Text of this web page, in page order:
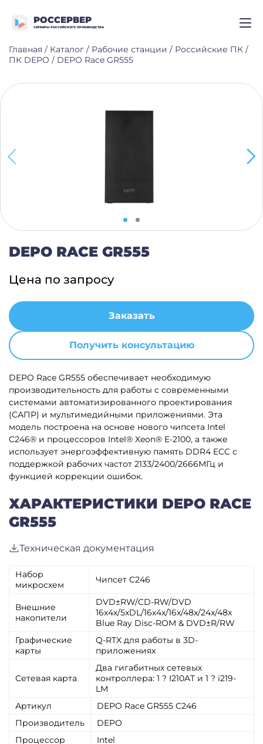
РОССЕРВЕР
СЕРВЕРЫ РОССИЙСКОГО ПРОИЗВОДСТВА
Главная / Каталог / Рабочие станции / Российские ПК /
ПК DEPO / DEPO Race GR555
DEPO RACE GR555
DEPO Race GR555 обеспечивает необходимую
производительность для работы с современными
системами автоматизированного проектирования
(САПР) и мультимедийными приложениями. Эта
модель построена на основе нового чипсета Intel
C246® и процессоров Intel® Xeon® E-2100, а также
использует энергоэффективную память DDR4 ECC с
поддержкой рабочих частот 2133/2400/2666МГц и
функцией коррекции ошибок.
Цена по запросу
Заказать
Получить консультацию
ХАРАКТЕРИСТИКИ DEPO RACE
GR555
Техническая документация
Набор
микросхем
Чипсет C246
Внешние
накопители
DVD±RW/CD-RW/DVD
16x4x/5xDL/16x4x/16x/48x/24x/48x
Blue Ray Disc-ROM & DVD±R/RW
Графические
карты
Q-RTX для работы в 3D-
приложениях
Сетевая карта
Два гигабитных сетевых
контроллера: 1 ? I210AT и 1 ? i219-
LM
Артикул
DEPO Race GR555 C246
Производитель
DEPO
Процессор
Intel